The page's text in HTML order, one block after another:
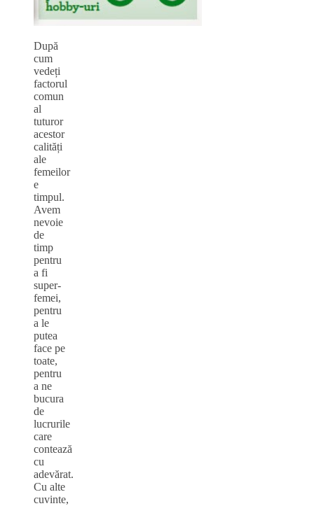
După
cum
vedeți
factorul
comun
al
tuturor
acestor
calități
ale
femeilor
e
timpul.
Avem
nevoie
de
timp
pentru
a fi
super-
femei,
pentru
a le
putea
face pe
toate,
pentru
a ne
bucura
de
lucrurile
care
contează
cu
adevărat.
Cu alte
cuvinte,